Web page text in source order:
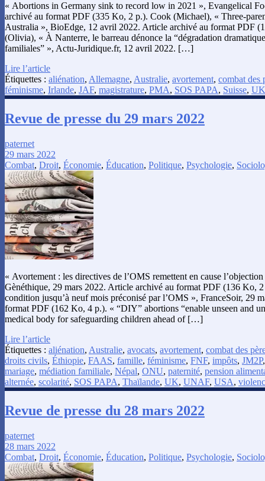
« Abortions in Germany sink to record low in 2021 », Evangelical
archivé au format PDF (335 Ko, 2 p.). Cook (Michael), « Three-
Australia », BioEdge, 12 avril 2022. Article archivé au format PDF
(Olivia), « À Nanterre, le barreau dénonce la “dégradation
familiales” », Actu-Juridique.fr, 12 avril 2022. […]
Lire l’article
Étiquettes : aliénation, Allemagne, Australie, avortement, combat des
féminisme, Irlande, JAF, magistrature, PMA, SOS PAPA, Suisse, UK
Revue de presse du 29 mars 2022
paternet
29 mars 2022
Combat, Droit, Économie, Éducation, Politique, Psychologie,
« Avortement : les directives de l’OMS remettent en cause
Gènéthique, 29 mars 2022. Article archivé au format PDF (136 Ko, 2
condition jusqu’à neuf mois préconisé par l’OMS », FranceSoir, 29
format PDF (162 Ko, 4 p.). « “DIY” abortions “enable unseen and
medical body for safeguarding children ahead of […]
Lire l’article
Étiquettes : aliénation, Australie, avocats, avortement, combat des
droits civils, Éthiopie, FAAS, famille, féminisme, FNF, impôts, JM2P
mariage, médiation familiale, Népal, ONU, paternité, pension
alternée, scolarité, SOS PAPA, Thaïlande, UK, UNAF, USA,
Revue de presse du 28 mars 2022
paternet
28 mars 2022
Combat, Droit, Économie, Éducation, Politique, Psychologie,